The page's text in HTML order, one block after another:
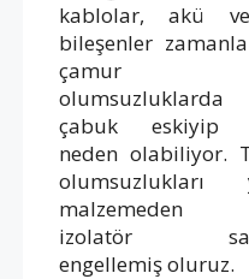
kablolar, akü
bileşenler
çamur
çabuk eskiyip
neden olabiliyor.
olumsuzlukları
malzemeden
izolatör
engellemiş oluruz.